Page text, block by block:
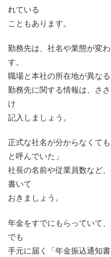
れている
こともあります。
勤務先は、社名や業態が変
す。
職場と本社の所在地が異なる
勤務先に関する情報は、さ
け
記入しましょう。
正式な社名が分からなくて
と呼んでいた」
社長の名前や従業員数など
書いて
おきましょう。
年金をすでにもらっていて
でも
手元に届く「年金振込通知